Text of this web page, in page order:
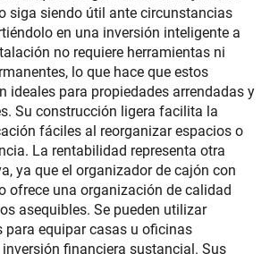
siga siendo útil ante circunstancias
en una inversión inteligente a
no requiere herramientas ni
lo que hace que estos
ideales para propiedades arrendadas y
Su construcción ligera facilita la
fáciles al reorganizar espacios o
La rentabilidad representa otra
ya que el organizador de cajón con
ofrece una organización de calidad
asequibles. Se pueden utilizar
para equipar casas u oficinas
financiera sustancial. Sus